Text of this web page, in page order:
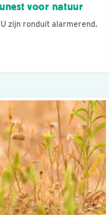
voor natuur
zijn ronduit alarmerend.